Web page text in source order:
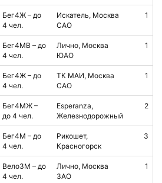
Бег4Ж – до
4 чел.
Искатель, Москва
САО
1
Бег4МВ – до
4 чел.
Лично, Москва
ЮАО
1
Бег4Ж – до
4 чел.
ТК МАИ, Москва
САО
1
Бег4МЖ –
до 4 чел.
Esperanza,
Железнодорожный
2
Бег4М – до
4 чел.
Рикошет,
Красногорск
3
Вело3М – до
4 чел.
Лично, Москва
ЗАО
1